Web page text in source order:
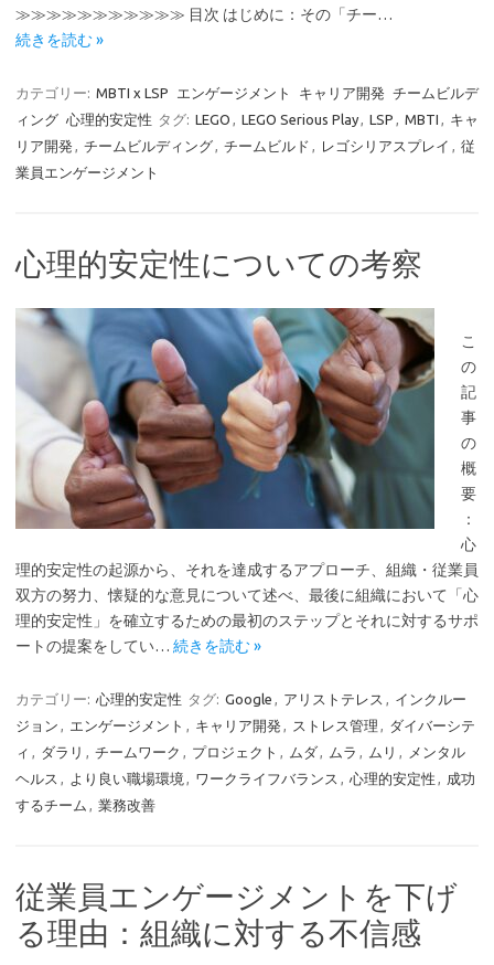
≫≫≫≫≫≫≫≫≫≫≫ 目次 はじめに：その「チー…
続きを読む »
カテゴリー: MBTI x LSP エンゲージメント キャリア開発 チームビルデ
ィング 心理的安定性 タグ: LEGO , LEGO Serious Play, LSP , MBTI , キャ
リア開発 , チームビルディング, チームビルド , レゴシリアスプレイ , 従
業員エンゲージメント
心理的安定性についての考察
こ
の
記
事
の
概
要
：
心
理的安定性の起源から、それを達成するアプローチ、組織・従業員
双方の努力、懐疑的な意見について述べ、最後に組織において「心
理的安定性」を確立するための最初のステップとそれに対するサポ
ートの提案をしてい… 続きを読む »
カテゴリー: 心理的安定性 タグ: Google , アリストテレス , インクルー
ジョン , エンゲージメント , キャリア開発 , ストレス管理 , ダイバーシテ
ィ , ダラリ , チームワーク , プロジェクト , ムダ, ムラ , ムリ ,
メンタル
ヘルス , より良い職場環境 , ワークライフバランス , 心理的安定性 , 成功
するチーム , 業務改善
従業員エンゲージメントを下げ
る理由：組織に対する不信感